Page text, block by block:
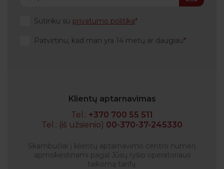
Sutinku su privatumo politika
Patvirtinu, kad man yra 14 metų ar daugiau
Klientų aptarnavimas
Tel.: +370 700 55 511
Tel.: (iš užsienio) 00-370-37-245330
Skambučiai į klientų aptarnavimo centro numerį
apmokestinami pagal Jūsų ryšio operatoriaus
taikomą tarifą.